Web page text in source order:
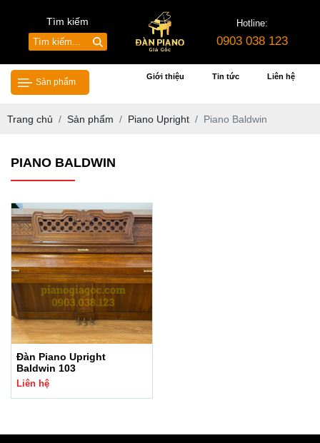
Tìm kiếm Hotline:
0903 038 123
Sản phẩm
Giới thiệu Tin tức Liên hệ
Trang chủ Sản phẩm Piano Upright Piano Baldwin
PIANO BALDWIN
Đàn Piano Upright
Baldwin 103
Liên hệ